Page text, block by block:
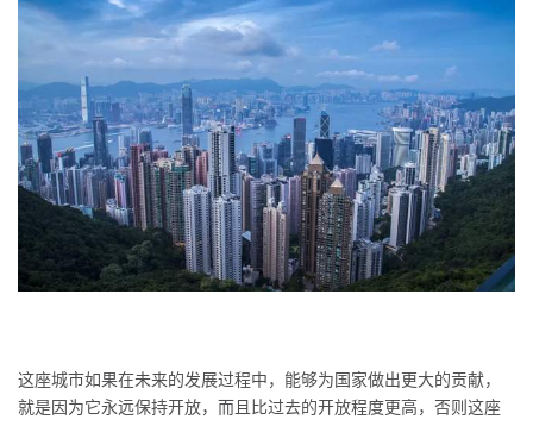
这座城市如果在未来的发展过程中，能够为国家做出更大的贡献，
就是因为它永远保持开放，而且比过去的开放程度更高，否则这座